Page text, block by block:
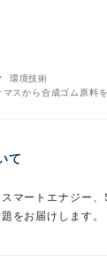
環境技術
スから合成ゴム原料
て
マートエナジー
をお届けします。